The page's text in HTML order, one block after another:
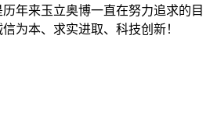
年来玉立奥博一直在努力追求的目
为本、求实进取、科技创新！